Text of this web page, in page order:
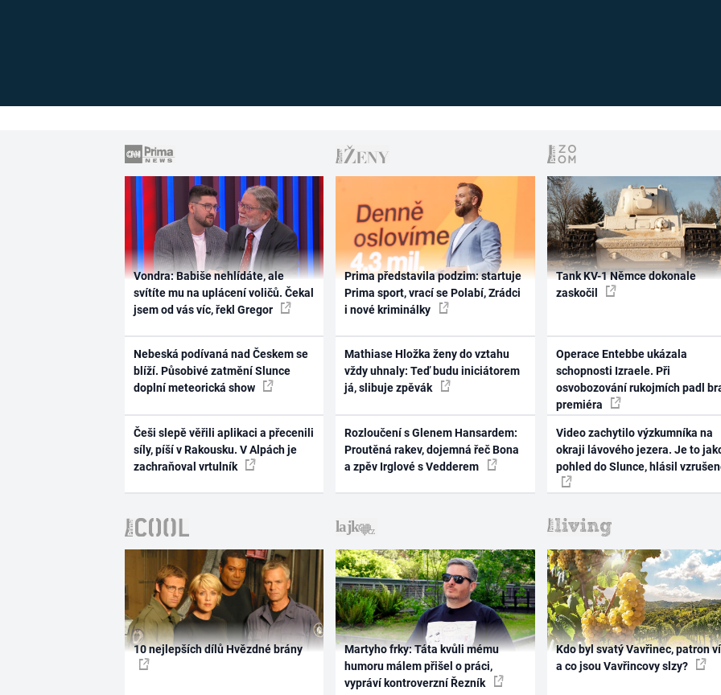
Vondra: Babiše nehlídáte, ale
svítíte mu na uplácení voličů. Čekal
jsem od vás víc, řekl Gregor
Nebeská podívaná nad Českem se
blíží. Působivé zatmění Slunce
doplní meteorická show
Češi slepě věřili aplikaci a přecenili
síly, píší v Rakousku. V Alpách je
zachraňoval vrtulník
Prima představila podzim: startuje
Prima sport, vrací se Polabí, Zrádci
i nové kriminálky
Mathiase Hložka ženy do vztahu
vždy uhnaly: Teď budu iniciátorem
já, slibuje zpěvák
Rozloučení s Glenem Hansardem:
Proutěná rakev, dojemná řeč Bona
a zpěv Irglové s Vedderem
Tank KV-1 Němce dokonale
zaskočil
Operace Entebbe ukázala
schopnosti Izraele. Při
osvobozování rukojmích padl
premiéra
Video zachytilo výzkumníka na
okraji lávového jezera. Je to
pohled do Slunce, hlásil
10 nejlepších dílů Hvězdné brány
Martyho frky: Táta kvůli mému
humoru málem přišel o práci,
vypráví kontroverzní Řezník
Kdo byl svatý Vavřinec, patron
a co jsou Vavřincovy slzy?